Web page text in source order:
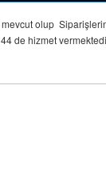
olup
de hizmet